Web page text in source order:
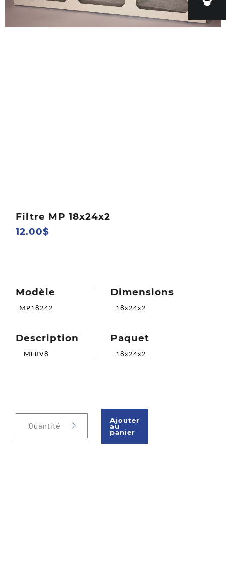
Filtre MP 18x24x2
12.00$
Modèle
MP18242
Dimensions
18x24x2
Description
MERV8
Paquet
18x24x2
Quantité
Ajouter
au
panier